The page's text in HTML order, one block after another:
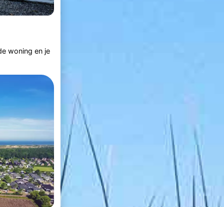
woning en je